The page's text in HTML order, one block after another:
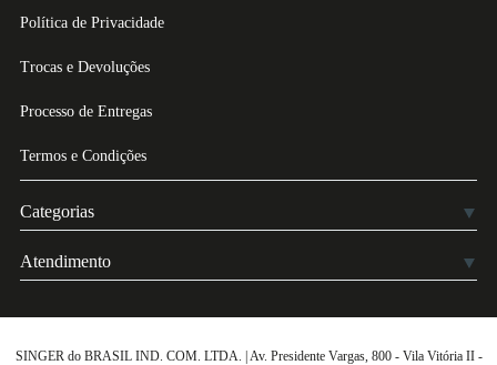
Política de Privacidade
Trocas e Devoluções
Processo de Entregas
Termos e Condições
Categorias
Atendimento
SINGER do BRASIL IND. COM. LTDA. | Av. Presidente Vargas, 800 - Vila Vitória II -